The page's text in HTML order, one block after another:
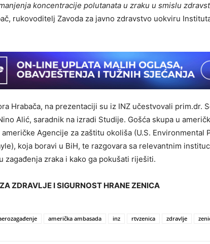
koncentracije polutanata u zraku u smislu
rukovoditelj Zavoda za javno zdravstvo uokviru
Hrabača, na prezentaciji su iz INZ učestvovali prim.dr.
Alić, saradnik na izradi Studije. Gošća skupa u
američke Agencije za zaštitu okoliša (U.S. Environmental
koja boravi u BiH, te razgovara sa relevantnim
zagađenja zraka i kako ga pokušati riješiti.
ZDRAVLJE I SIGURNOST HRANE ZENICA
američka ambasada inz rtvzenica zdravlje